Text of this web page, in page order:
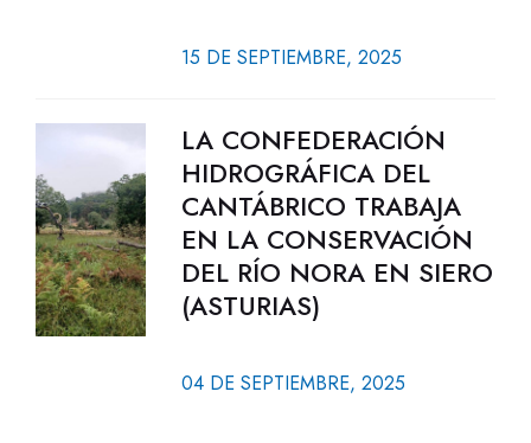
15 DE SEPTIEMBRE, 2025
LA CONFEDERACIÓN
HIDROGRÁFICA DEL
CANTÁBRICO TRABAJA
EN LA CONSERVACIÓN
DEL RÍO NORA EN SIERO
(ASTURIAS)
04 DE SEPTIEMBRE, 2025